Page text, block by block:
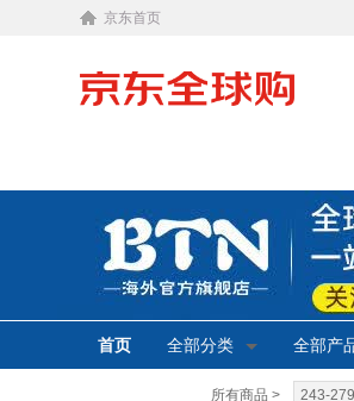
京东首页
首页 全部分类 全部产
所有商品 > 243-279